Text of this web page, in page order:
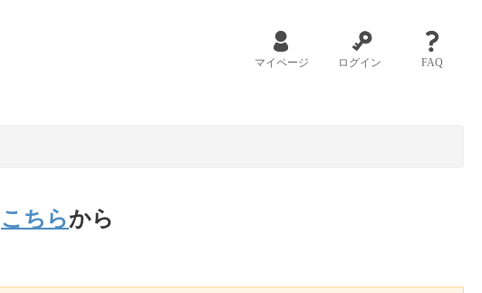
マイページ ログイン FAQ
こちらから